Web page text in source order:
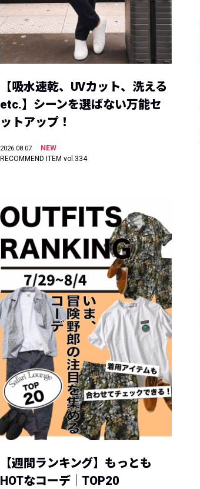
【吸水速乾、UVカット、洗える
etc.】シーンを選ばない万能セ
ットアップ！
2026.08.07
NEW
RECOMMEND ITEM vol.334
【週間ランキング】もっとも
HOTなコーデ｜TOP20